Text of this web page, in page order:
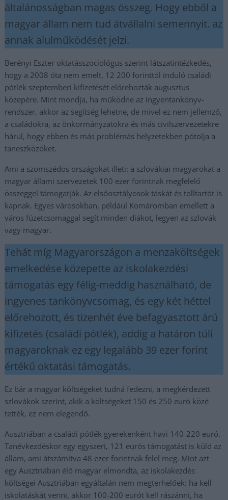
általánosságban magas összeg. Hogy ebből a
magyar állam nem tud átvállalni semennyit. az
annak alulműködését jelzi.
Berényi Eszter oktatásszociológus szerint látszatintézkedés,
hogy a 2008 óta nem emelt, 12 200 forinttól induló családi
pótlék szeptemberi kifizetését előrehozták augusztus
közepére. Mint mondja, ha működne az ingyentankönyv-
rendszer, akkor az segítség lehetne, de mivel ez nem jellemző,
a családokra, az önkormányzatokra és más civilszervezetekre
hárul, hogy ebben és más problémás helyzetekben pótolja a
taneszközöket.
Ami a szomszédos országokat illeti: a szlovákiai magyarokat a
magyar állami szervezetek 100 ezer forintnak megfelelő
összeggel támogatják. Az elsőosztályosok táskát és tolltartót is
kapnak. Egyes városokban, például Komáromban emellett a
város füzetcsomaggal segít minden diákot, legyen az szlovák
vagy magyar.
Tehát míg Magyarországon a menzaköltségek
emelkedése közepette az iskolakezdési
támogatás egy félig-meddig használható, de
ingyenes tankönyvcsomag, és egy két héttel
előrehozott, és tizenhét éve befagyasztott árú
kifizetés (családi pótlék), addig a határon túli
magyaroknak ez egy legalább 39 ezer forint
értékű oktatási támogatás.
Ez bár a magyar költségeket tudná fedezni, a megkérdezett
szlovákok szerint, akik a költségeket 150 és 250 euró közé
tették, ez nem elegendő.
Ausztriában a családi pótlék gyerekenként havi 140-220 euró.
Tanévkezdéskor egy egyszeri, 121 eurós támogatást is küld az
állam, ami átszámítva 48 ezer forintnak felel meg. Mint azt
egy Ausztriában élő magyar elmondta, az iskolakezdés
költségei Ausztriában egyáltalán nem megterhelőek: ha kell
iskolatáskát venni, akkor 100-200 eurót kell rászánni, ha